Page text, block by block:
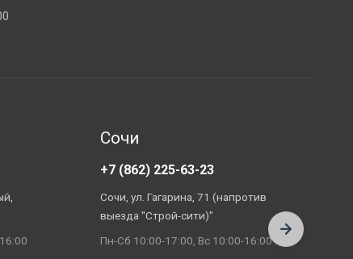
Сочи
+7 (862) 225-63-23
Сочи, ул. Гагарина, 71 (напротив
выезда "Строй-сити)"
Пн-Сб 10:00-17:00, Вс 10:00-16:00